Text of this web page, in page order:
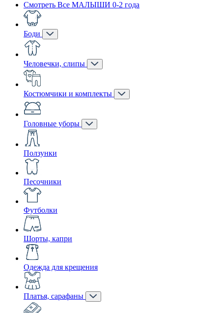
Смотреть Все МАЛЫШИ 0-2 года
Боди
Человечки, слипы
Костюмчики и комплекты
Головные уборы
Ползунки
Песочники
Футболки
Шорты, капри
Одежда для крещения
Платья, сарафаны